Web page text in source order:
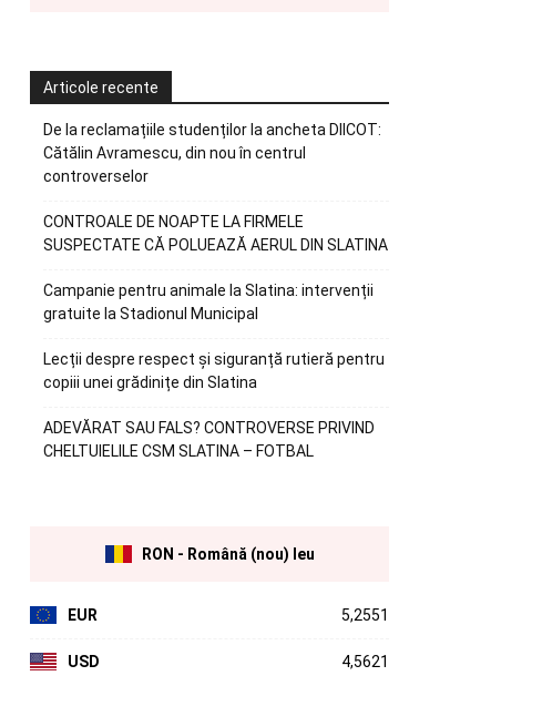
Articole recente
De la reclamațiile studenților la ancheta DIICOT:
Cătălin Avramescu, din nou în centrul
controverselor
CONTROALE DE NOAPTE LA FIRMELE
SUSPECTATE CĂ POLUEAZĂ AERUL DIN SLATINA
Campanie pentru animale la Slatina: intervenții
gratuite la Stadionul Municipal
Lecții despre respect și siguranță rutieră pentru
copiii unei grădinițe din Slatina
ADEVĂRAT SAU FALS? CONTROVERSE PRIVIND
CHELTUIELILE CSM SLATINA – FOTBAL
RON - Română (nou) leu
EUR 5,2551
USD 4,5621